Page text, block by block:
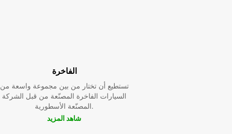
الفاخرة
تستطيع أن تختار من بين مجموعة واسعة من
السيارات الفاخرة المصنّعة من قبل الشركة
المصنّعة الأسطورية.
شاهد المزيد